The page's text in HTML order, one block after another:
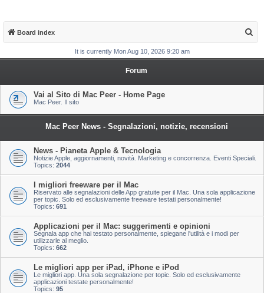
Board index
a
It is currently Mon Aug 10, 2026 9:20 am
Forum
Vai al Sito di Mac Peer - Home Page
Mac Peer. Il sito
Mac Peer News - Segnalazioni, notizie, recensioni
News - Pianeta Apple & Tecnologia
Notizie Apple, aggiornamenti, novità. Marketing e concorrenza. Eventi Speciali.
Topics: 2044
I migliori freeware per il Mac
Riservato alle segnalazioni delle App gratuite per il Mac. Una sola applicazione
per topic. Solo ed esclusivamente freeware testati personalmente!
Topics: 691
Applicazioni per il Mac: suggerimenti e opinioni
Segnala app che hai testato personalmente, spiegane l'utilità e i modi per
utilizzarle al meglio.
Topics: 662
Le migliori app per iPad, iPhone e iPod
Le migliori app. Una sola segnalazione per topic. Solo ed esclusivamente
applicazioni testate personalmente!
Topics: 95